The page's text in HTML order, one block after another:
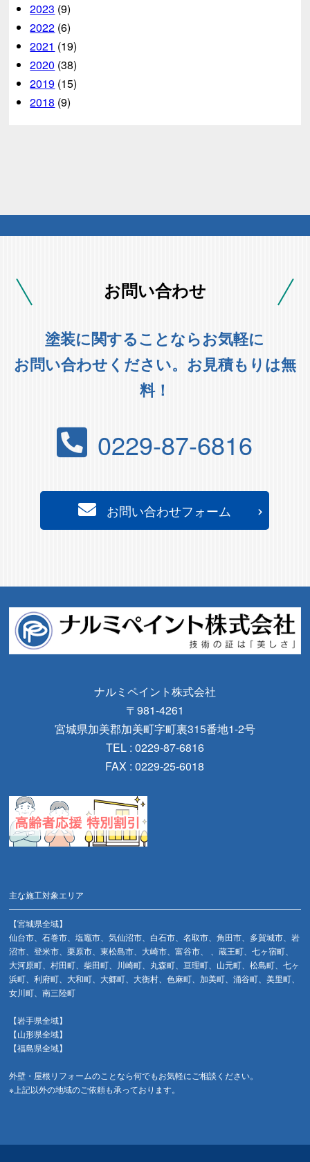
2023 (9)
2022 (6)
2021 (19)
2020 (38)
2019 (15)
2018 (9)
お問い合わせ
塗装に関することならお気軽に
お問い合わせください。お見積もりは無
料！
0229-87-6816
お問い合わせフォーム
ナルミペイント株式会社
〒981-4261
宮城県加美郡加美町字町裏315番地1-2号
TEL : 0229-87-6816
FAX : 0229-25-6018
主な施工対象エリア
【宮城県全域】
仙台市、石巻市、塩竈市、気仙沼市、白石市、名取市、角田市、多賀城市、岩
沼市、登米市、栗原市、東松島市、大崎市、富谷市、 、蔵王町、七ヶ宿町、
大河原町、村田町、柴田町、川崎町、丸森町、亘理町、山元町、松島町、七ヶ
浜町、利府町、大和町、大郷町、大衡村、色麻町、加美町、涌谷町、美里町、
女川町、南三陸町
【岩手県全域】
【山形県全域】
【福島県全域】
外壁・屋根リフォームのことなら何でもお気軽にご相談ください。
※上記以外の地域のご依頼も承っております。